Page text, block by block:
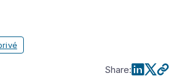
Share: